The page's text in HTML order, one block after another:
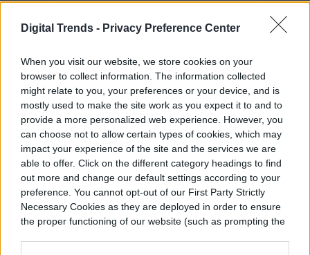
Digital Trends - Privacy Preference Center
When you visit our website, we store cookies on your
browser to collect information. The information collected
might relate to you, your preferences or your device, and is
mostly used to make the site work as you expect it to and to
provide a more personalized web experience. However, you
can choose not to allow certain types of cookies, which may
impact your experience of the site and the services we are
able to offer. Click on the different category headings to find
out more and change our default settings according to your
preference. You cannot opt-out of our First Party Strictly
Necessary Cookies as they are deployed in order to ensure
the proper functioning of our website (such as prompting the